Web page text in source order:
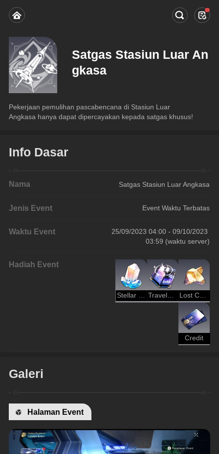
Satgas Stasiun Luar An
gkasa
Pekerjaan pemulihan pascabencana di Stasiun Luar
Angkasa hanya dapat dipercayakan kepada satgas khusus!
Info Dasar
Nama Satgas Stasiun Luar Angkasa
Jenis Event Event Waktu Terbatas
Waktu Event
25/09/2023 04:00 - 09/10/2023
03:59 (waktu server)
Hadiah Event
Stellar Jade Traveler's Guide Lost Crystal
Credit
Galeri
Halaman Event